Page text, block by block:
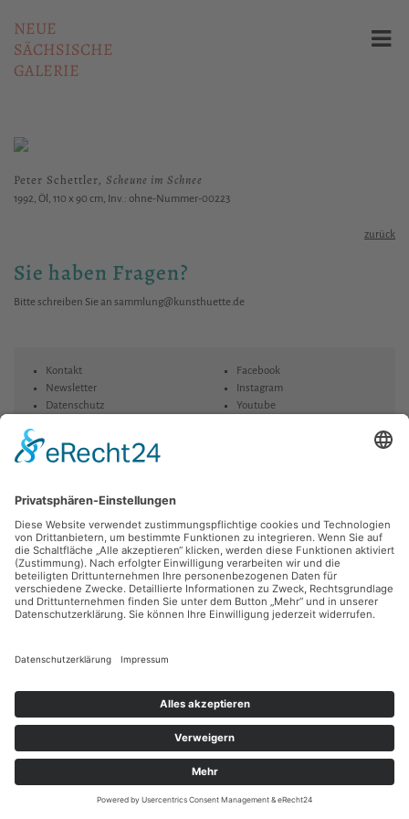
NEUE
SÄCHSISCHE
GALERIE
Peter Schettler, Scheune im Schnee
1992, Öl, 110 x 90 cm, Inv.: ohne-Nummer-00223
zurück
Sie haben Fragen?
Bitte schreiben Sie an sammlung@kunsthuette.de
Kontakt
Newsletter
Datenschutz
Facebook
Instagram
Youtube